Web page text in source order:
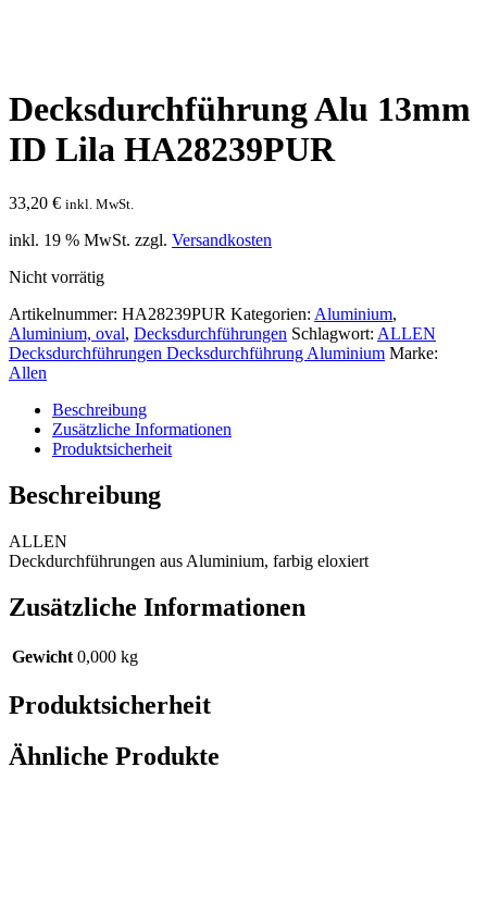
Decksdurchführung Alu 13mm
ID Lila HA28239PUR
33,20 € inkl. MwSt.
inkl. 19 % MwSt. zzgl. Versandkosten
Nicht vorrätig
Artikelnummer: HA28239PUR Kategorien: Aluminium,
Aluminium, oval, Decksdurchführungen Schlagwort: ALLEN
Decksdurchführungen Decksdurchführung Aluminium Marke:
Allen
Beschreibung
Zusätzliche Informationen
Produktsicherheit
Beschreibung
ALLEN
Deckdurchführungen aus Aluminium, farbig eloxiert
Zusätzliche Informationen
Gewicht 0,000 kg
Produktsicherheit
Ähnliche Produkte